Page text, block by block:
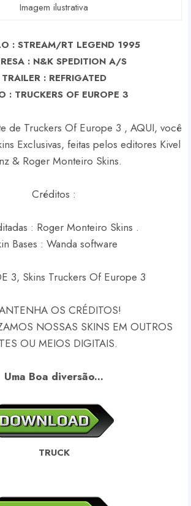
Imagem ilustrativa
: STREAM/RT LEGEND 1995
: N&K SPEDITION A/S
TRAILER : REFRIGATED
: TRUCKERS OF EUROPE 3
de Truckers Of Europe 3 , AQUI, você
Exclusivas, feitas pelos editores Kivel
& Roger Monteiro Skins.
Créditos :
: Roger Monteiro Skins .
Bases : Wanda software
3, Skins Truckers Of Europe 3
OS CRÉDITOS!
NOSSAS SKINS EM OUTROS
OU MEIOS DIGITAIS.
Uma Boa diversão...
TRUCK